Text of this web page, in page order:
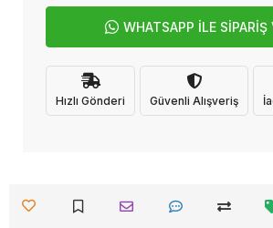
WHATSAPP İLE SİPARİŞ
Hızlı Gönderi Güvenli Alışveriş